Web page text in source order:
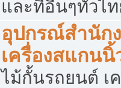
และที่อื่นๆทั่วไ
อุปกรณ์สำนัก
เครื่องสแกนนิ้
ไม้กั้นรถยนต์ เ